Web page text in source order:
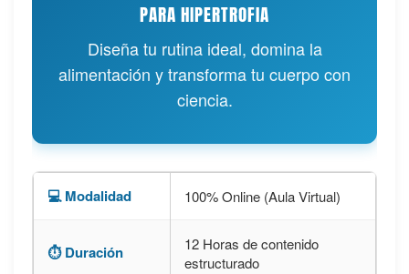
PARA HIPERTROFIA
Diseña tu rutina ideal, domina la
alimentación y transforma tu cuerpo con
ciencia.
💻 Modalidad 100% Online (Aula Virtual)
⏱️ Duración
12 Horas de contenido
estructurado